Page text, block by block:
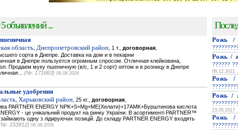
объявлений ...
область, Днепропетровский район, 1 т., договорная
сорта в Днепре. Доставка на дом и в пекарни
в Днепре пользуется огромным спросом. Отличная клейковина,
Продаем муку пшеничную (в/с, 1 и 2 сорт) оптом и в розницу в Днепре
(№: 171663) 06.08.2026
удобрения
Харьковский район, 25 кг., договорная
PARTNER ENERGY NPK+S+Mg+ME(Хелати)+17AMK+Бурштинова кислота
- це унікальний продукт на ринку України. В асортименті PARTNER™
займають одну з лідируючих позицій. До складу PARTNER ENERGY входять
153912) 06.08.2026
Рожь /
Рожь /
??????
08.12.2021
Рожь /
Рожь /
23.05.2017
Рожь /